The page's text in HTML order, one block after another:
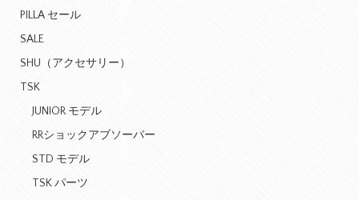
PILLA セール
SALE
SHU（アクセサリー）
TSK
JUNIOR モデル
RRショックアブソーバー
STD モデル
TSK パーツ